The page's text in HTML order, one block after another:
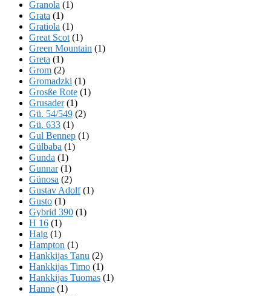
Granola (1)
Grata (1)
Gratiola (1)
Great Scot (1)
Green Mountain (1)
Greta (1)
Grom (2)
Gromadzki (1)
Grosße Rote (1)
Grusader(1)
Gü. 54/549 (2)
Gü. 633 (1)
Gul Bennep (1)
Gülbaba (1)
Gunda (1)
Gunnar(1)
Günosa (2)
Gustav Adolf(1)
Gusto (1)
Gybrid 390 (1)
H 16 (1)
Haig (1)
Hampton (1)
Hankkijas Tanu (2)
Hankkijas Timo (1)
Hankkijas Tuomas (1)
Hanne (1)